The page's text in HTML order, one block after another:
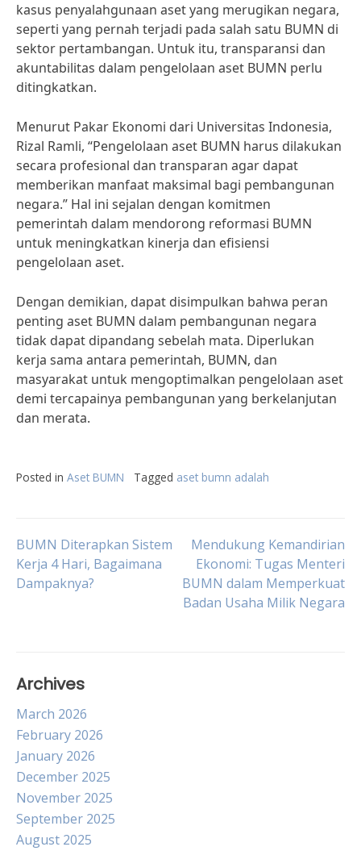
kasus penyalahgunaan aset yang merugikan negara,
seperti yang pernah terjadi pada salah satu BUMN di
sektor pertambangan. Untuk itu, transparansi dan
akuntabilitas dalam pengelolaan aset BUMN perlu
ditingkatkan.
Menurut Pakar Ekonomi dari Universitas Indonesia,
Rizal Ramli, “Pengelolaan aset BUMN harus dilakukan
secara profesional dan transparan agar dapat
memberikan manfaat maksimal bagi pembangunan
negara.” Hal ini sejalan dengan komitmen
pemerintah dalam mendorong reformasi BUMN
untuk meningkatkan kinerja dan efisiensi
pengelolaan aset.
Dengan demikian, dapat disimpulkan bahwa peran
penting aset BUMN dalam pembangunan negara
tidak dapat dipandang sebelah mata. Diperlukan
kerja sama antara pemerintah, BUMN, dan
masyarakat untuk mengoptimalkan pengelolaan aset
demi tercapainya pembangunan yang berkelanjutan
dan merata.
Posted in Aset BUMN Tagged aset bumn adalah
Post
navigation
BUMN Diterapkan Sistem
Kerja 4 Hari, Bagaimana
Dampaknya?
Mendukung Kemandirian
Ekonomi: Tugas Menteri
BUMN dalam Memperkuat
Badan Usaha Milik Negara
Archives
March 2026
February 2026
January 2026
December 2025
November 2025
September 2025
August 2025